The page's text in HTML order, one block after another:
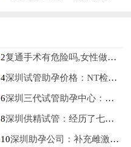
2复通手术有危险吗,女性做复通手术好不好
4深圳试管助孕价格：NT检查找不准位置，可以隔几天再做一次
6深圳三代试管助孕中心：多次试管不成功多半是受这些因素的影响
8深圳供精试管：经历了七次促排却没有怀孕要考虑停下来吗？了解促排药物对身体的影响
10深圳助孕公司：补充雌激素也要用对方法，过量服用药物会导致体重猛增